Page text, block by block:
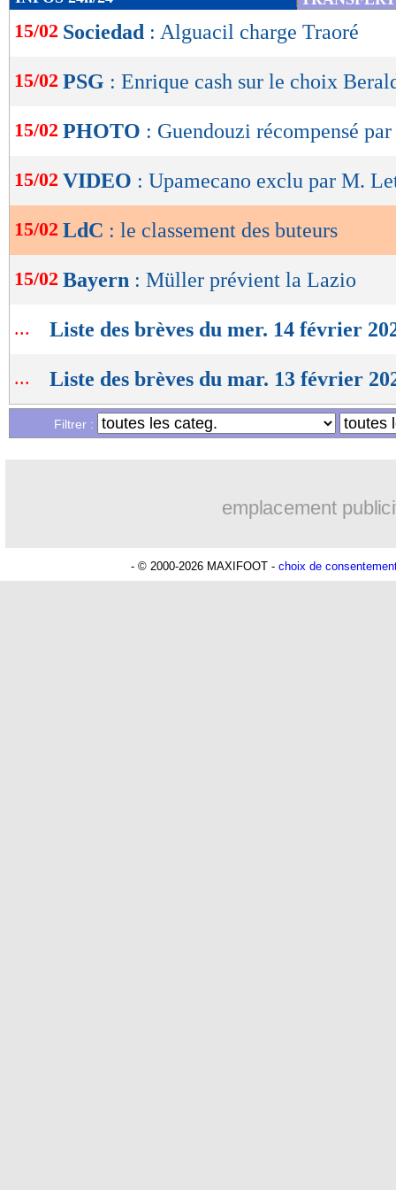
de
lecture
OK
15/02 Sociedad : Alguacil charge Traoré
15/02 PSG : Enrique cash sur le choix
15/02 PHOTO : Guendouzi récompensé
15/02 VIDEO : Upamecano exclu par M.
15/02 LdC : le classement des buteurs
15/02 Bayern : Müller prévient la Lazio
... Liste des brèves du mer. 14 février
... Liste des brèves du mar. 13 février
Filtrer :
emplacement
- © 2000-2026 MAXIFOOT - choix de